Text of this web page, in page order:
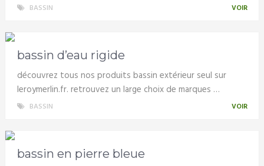
BASSIN VOIR
bassin d’eau rigide
découvrez tous nos produits bassin extérieur seul sur
leroymerlin.fr. retrouvez un large choix de marques …
BASSIN VOIR
bassin en pierre bleue